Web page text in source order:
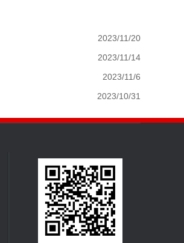
2023/11/20
2023/11/14
2023/11/6
2023/10/31